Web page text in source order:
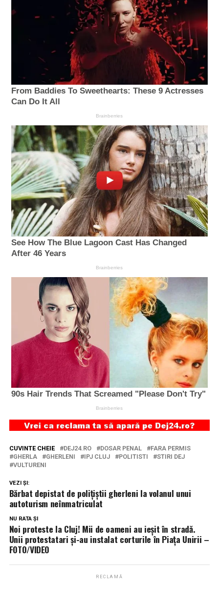
CUVINTE CHEIE DEJ24.RO DOSAR PENAL
FARA PERMIS
GHERLA
GHERLENI IPJ CLUJ POLITISTI
STIRI DEJ
VULTURENI
VEZI ȘI:
Bărbat depistat de polițiștii gherleni la volanul unui
autoturism neînmatriculat
NU RATA ȘI
Noi proteste la Cluj! Mii de oameni au ieșit în stradă.
Unii protestatari și-au instalat corturile în Piața Unirii –
FOTO/VIDEO
RECLAMĂ